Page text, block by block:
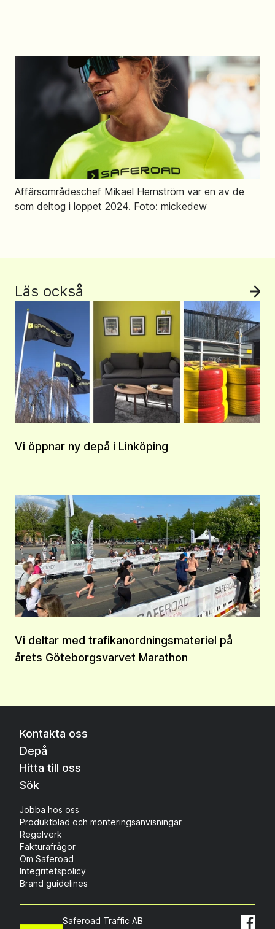
Affärsområdeschef Mikael Hernström var en av de
som deltog i loppet 2024. Foto: mickedew
Läs också Se
Vi öppnar ny depå i Linköping
Vi deltar med trafikanordningsmateriel på
årets Göteborgsvarvet Marathon
Kontakta oss
Depå
Hitta till oss
Sök
Jobba hos oss
Produktblad och monteringsanvisningar
Regelverk
Fakturafrågor
Om Saferoad
Integritetspolicy
Brand guidelines
Saferoad Traffic AB